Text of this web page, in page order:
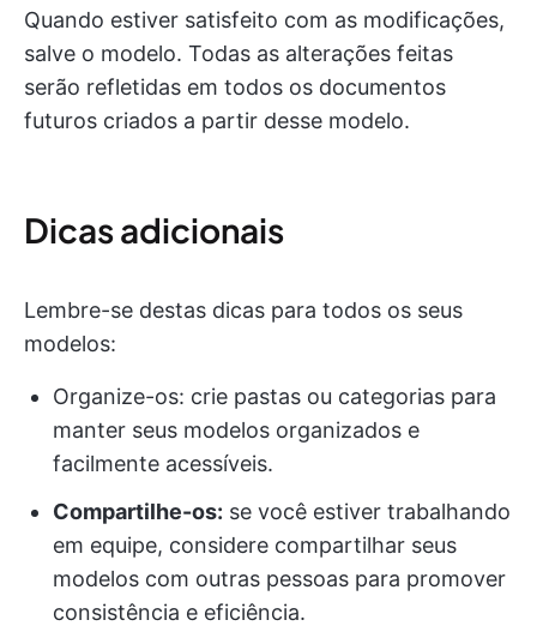
Quando estiver satisfeito com as modificações,
salve o modelo. Todas as alterações feitas
serão refletidas em todos os documentos
futuros criados a partir desse modelo.
Dicas adicionais
Lembre-se destas dicas para todos os seus
modelos:
Organize-os: crie pastas ou categorias para
manter seus modelos organizados e
facilmente acessíveis.
Compartilhe-os: se você estiver trabalhando
em equipe, considere compartilhar seus
modelos com outras pessoas para promover
consistência e eficiência.